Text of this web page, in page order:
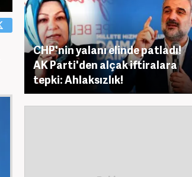
CHP'nin yalanı elinde patladı!
AK Parti'den alçak iftiralara
tepki: Ahlaksızlık!